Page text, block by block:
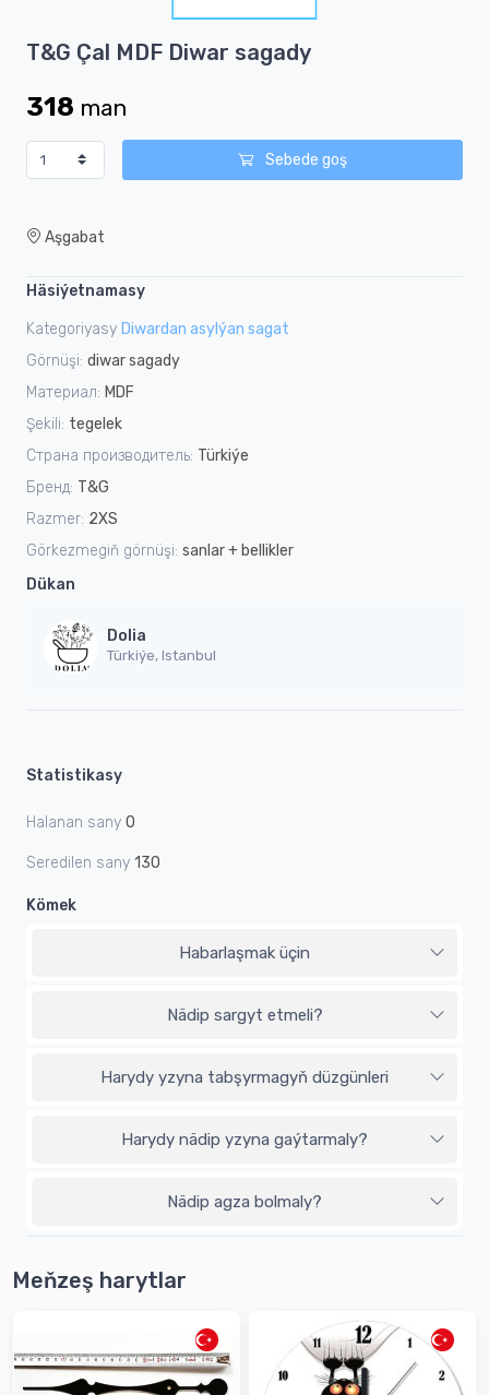
1
1
T&G Çal MDF Diwar sagady
318 man
Sebede goş
Aşgabat
Häsiýetnamasy
Kategoriyasy Diwardan asylýan sagat
Görnüşi: diwar sagady
Материал: MDF
Şekili: tegelek
Страна производитель: Türkiýe
Бренд: T&G
Razmer: 2XS
Görkezmegiň görnüşi: sanlar + bellikler
Dükan
Dolia
Türkiýe, Istanbul
Statistikasy
Halanan sany 0
Seredilen sany 130
Kömek
Habarlaşmak üçin
Nädip sargyt etmeli?
Harydy yzyna tabşyrmagyň düzgünleri
Harydy nädip yzyna gaýtarmaly?
Nädip agza bolmaly?
Meňzeş harytlar